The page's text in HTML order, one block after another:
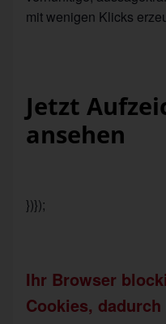
mit wenigen Klicks
Jetzt
ansehen
})});
Ihr Browser
Cookies,